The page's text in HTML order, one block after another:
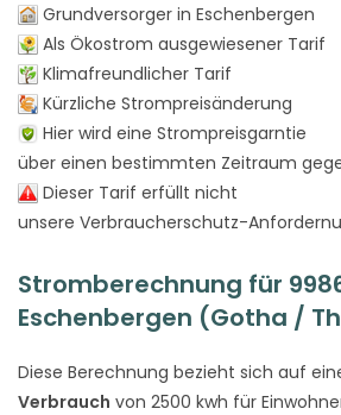
Grundversorger in Eschenbergen
Als Ökostrom ausgewiesener Tarif
Klimafreundlicher Tarif
Kürzliche Strompreisänderung
Hier wird eine Strompreisgarntie
über einen bestimmten Zeitraum
Dieser Tarif erfüllt nicht
unsere Verbraucherschutz-
Stromberechnung für
Eschenbergen (Gotha /
Diese Berechnung bezieht sich auf
Verbrauch von 2500 kwh für